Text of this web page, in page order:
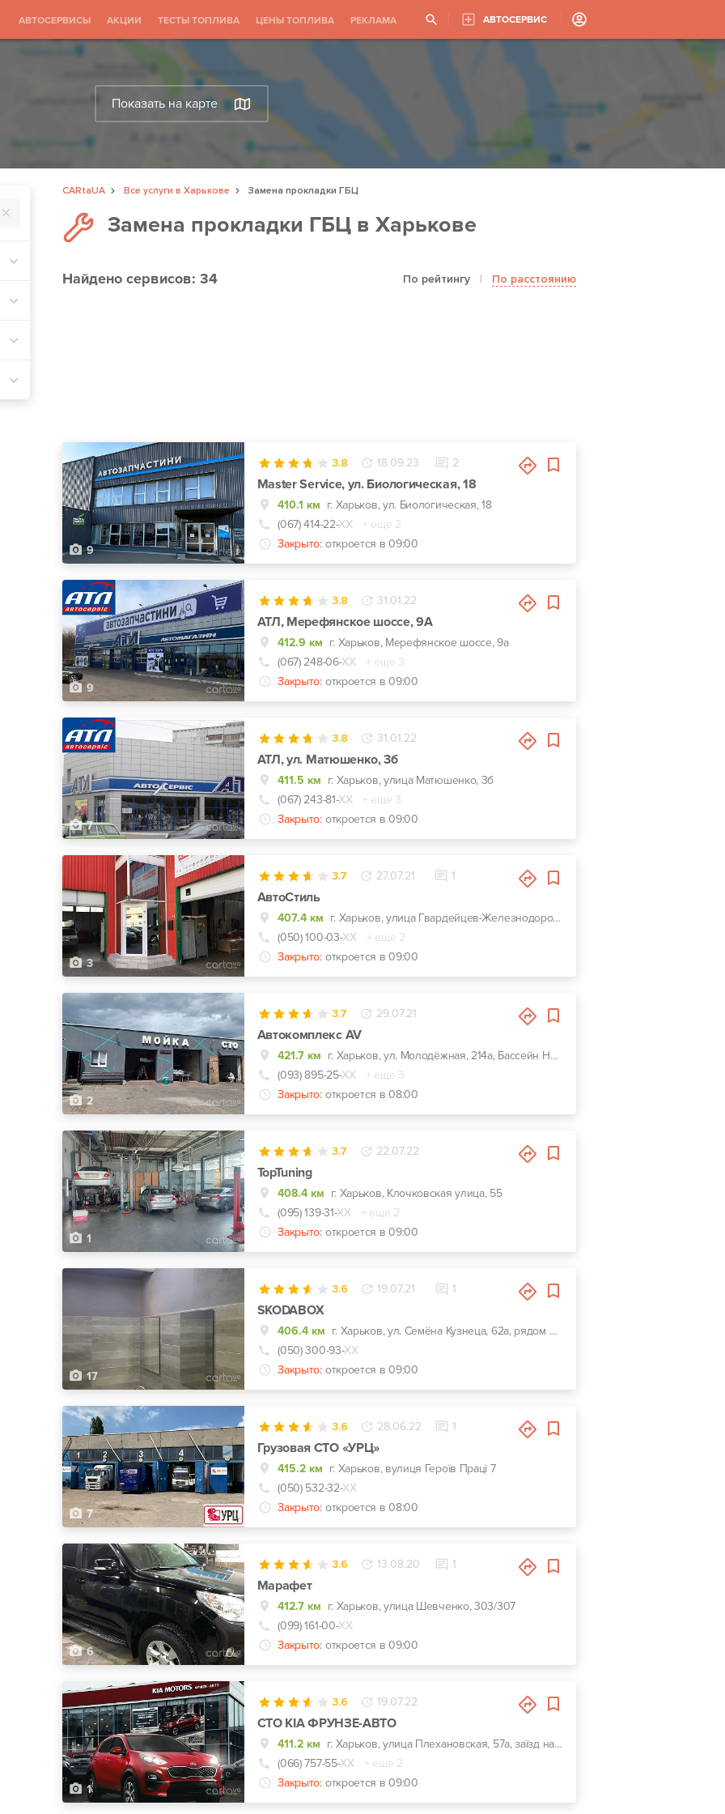
АВТОСЕРВИСЫ АКЦИИ ТЕСТЫ ТОПЛИВА ЦЕНЫ ТОПЛИВА РЕКЛАМА АВТОСЕРВИС
Показать на карте
CARtaUA Все услуги в Харькове
Замена прокладки ГБЦ
Замена прокладки ГБЦ в Харькове
Найденосервисов: 34 По рейтингу | По расстоянию
9
3.8 18.09.23 2
Master Service, ул. Биологическая, 18
410.1 км г. Харьков, ул. Биологическая, 18
(067) 414-22-ХХ
+ еще 2
Закрыто: откроется в 09:00
9
3.8 31.01.22
АТЛ, Мерефянское шоссе, 9А
412.9 км г. Харьков, Мерефянское шоссе, 9а
(067) 248-06-ХХ
+ еще 3
Закрыто: откроется в 09:00
7
3.8 31.01.22
АТЛ, ул. Матюшенко, 3б
411.5 км г. Харьков, улица Матюшенко, 3б
(067) 243-81-ХХ
+ еще 3
Закрыто: откроется в 09:00
3
3.7 27.07.21 1
АвтоСтиль
407.4 км
г. Харьков, улица Гвардейцев-Железнодорожников, 11, Красно-зеленый комплекс СТО-Автомойка-Автомагазин. Недалеко от перекрестка Макдональдс на ЮЖД.
(050) 100-03-ХХ
+ еще 2
Закрыто: откроется в 09:00
2
3.7 29.07.21
Автокомплекс AV
421.7 км
г. Харьков, ул. Молодёжная, 214а, Бассейн Нептун
(093) 895-25-ХХ
+ еще 3
Закрыто: откроется в 08:00
1
3.7 22.07.22
TopTuning
408.4 км г. Харьков, Клочковская улица, 55
(095) 139-31-ХХ
+ еще 2
Закрыто: откроется в 09:00
17
3.6 19.07.21 1
SKODABOX
406.4 км
г. Харьков, ул. Семёна Кузнеца, 62а, рядом Воробьевы горы на Полях и Барс
(050) 300-93-ХХ
Закрыто: откроется в 09:00
7
3.6 28.06.22 1
Грузовая СТО «УРЦ»
415.2 км г. Харьков, вулиця Героїв Праці 7
(050) 532-32-ХХ
Закрыто: откроется в 08:00
6
3.6 13.08.20 1
Марафет
412.7 км г. Харьков, улица Шевченко, 303/307
(099) 161-00-ХХ
Закрыто: откроется в 09:00
1
3.6 19.07.22
СТО KIA ФРУНЗЕ-АВТО
411.2 км
г. Харьков, улица Плехановская, 57а, заїзд навпроти центрального входу Металіст
(066) 757-55-ХХ
+ еще 2
Закрыто: откроется в 09:00